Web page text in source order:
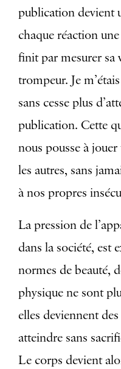
publication devient
chaque réaction
finit par mesurer sa
trompeur. Je
sans cesse plus
publication. Cette
nous pousse à
les autres, sans
à nos propres
La pression de
dans la société, est
normes de beauté,
physique ne sont
elles deviennent
atteindre sans
Le corps devient